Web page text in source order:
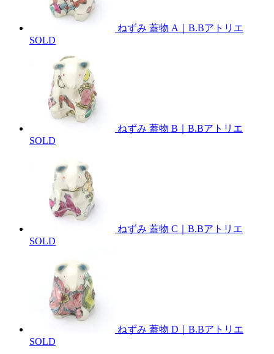
ねずみ 蓋物 A｜B.Bアトリエ
SOLD
ねずみ 蓋物 B｜B.Bアトリエ
SOLD
ねずみ 蓋物 C｜B.Bアトリエ
SOLD
ねずみ 蓋物 D｜B.Bアトリエ
SOLD